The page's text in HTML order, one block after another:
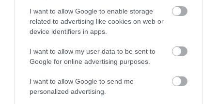
I want to allow Google to enable storage
related to advertising like cookies on web or
device identifiers in apps.
I want to allow my user data to be sent to
Google for online advertising purposes.
I want to allow Google to send me
personalized advertising.
A TUDÓSOK 262 ÚJ FAJT
MEGINT FINOMAN JELEZTE:
KORAI MÉG MINDENTUDÓNAK
ÖTVEN ÉVIG ROSSZ NÉVEN
LAPULT EGY KARDFOGÚ
MACSKA LELETE – AZTÁN